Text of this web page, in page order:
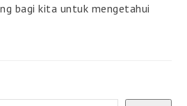
bagi kita untuk mengetahui